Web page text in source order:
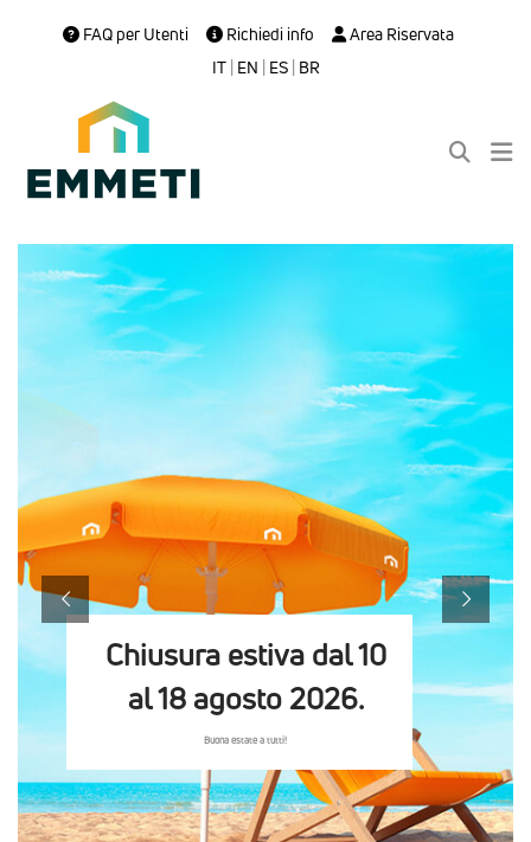
FAQ per Utenti Richiedi info
Area Riservata
IT| EN | ES| BR
Chiusura estiva dal 10
al 18 agosto 2026.
Buona estate a tutti!